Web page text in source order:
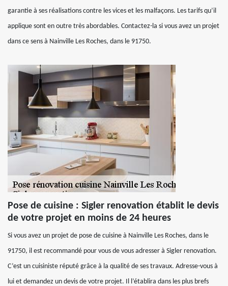
garantie à ses réalisations contre les vices et les malfaçons. Les tarifs qu’il
applique sont en outre très abordables. Contactez-la si vous avez un projet
dans ce sens à Nainville Les Roches, dans le 91750.
Pose de cuisine : Sigler renovation établit le devis
de votre projet en moins de 24 heures
Si vous avez un projet de pose de cuisine à Nainville Les Roches, dans le
91750, il est recommandé pour vous de vous adresser à Sigler renovation.
C’est un cuisiniste réputé grâce à la qualité de ses travaux. Adresse-vous à
lui et demandez un devis de votre projet. Il l’établira dans les plus brefs